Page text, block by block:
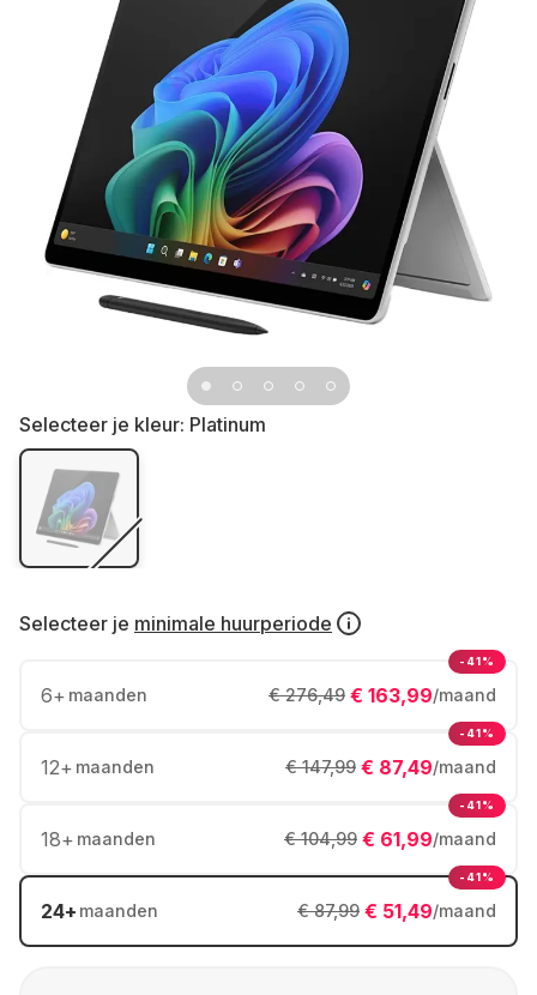
Selecteer je kleur: Platinum
Selecteer je minimale huurperiode
6+ maanden € 163,99/maand
€ 276,49
-41%
12+ maanden € 87,49/maand
€ 147,99
-41%
18+ maanden € 61,99/maand
€ 104,99
-41%
24+ maanden € 51,49/maand
€ 87,99
-41%